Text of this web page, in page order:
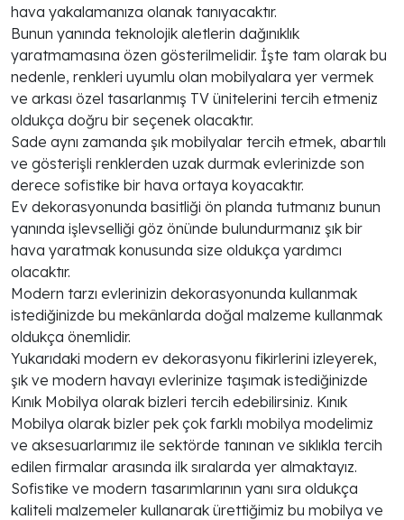
hava yakalamanıza olanak tanıyacaktır.
Bunun yanında teknolojik aletlerin dağınıklık
yaratmamasına özen gösterilmelidir. İşte tam olarak bu
nedenle, renkleri uyumlu olan mobilyalara yer vermek
ve arkası özel tasarlanmış TV ünitelerini tercih etmeniz
oldukça doğru bir seçenek olacaktır.
Sade aynı zamanda şık mobilyalar tercih etmek, abartılı
ve gösterişli renklerden uzak durmak evlerinizde son
derece sofistike bir hava ortaya koyacaktır.
Ev dekorasyonunda basitliği ön planda tutmanız bunun
yanında işlevselliği göz önünde bulundurmanız şık bir
hava yaratmak konusunda size oldukça yardımcı
olacaktır.
Modern tarzı evlerinizin dekorasyonunda kullanmak
istediğinizde bu mekânlarda doğal malzeme kullanmak
oldukça önemlidir.
Yukarıdaki modern ev dekorasyonu fikirlerini izleyerek,
şık ve modern havayı evlerinize taşımak istediğinizde
Kınık Mobilya olarak bizleri tercih edebilirsiniz. Kınık
Mobilya olarak bizler pek çok farklı mobilya modelimiz
ve aksesuarlarımız ile sektörde tanınan ve sıklıkla tercih
edilen firmalar arasında ilk sıralarda yer almaktayız.
Sofistike ve modern tasarımlarının yanı sıra oldukça
kaliteli malzemeler kullanarak ürettiğimiz bu mobilya ve